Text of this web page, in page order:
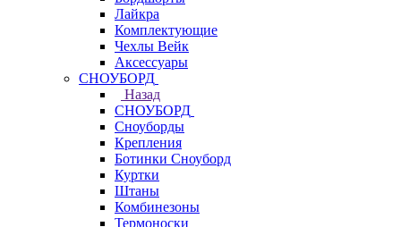
Лайкра
Комплектующие
Чехлы Вейк
Аксессуары
СНОУБОРД
Назад
СНОУБОРД
Сноуборды
Крепления
Ботинки Сноуборд
Куртки
Штаны
Комбинезоны
Термоноски